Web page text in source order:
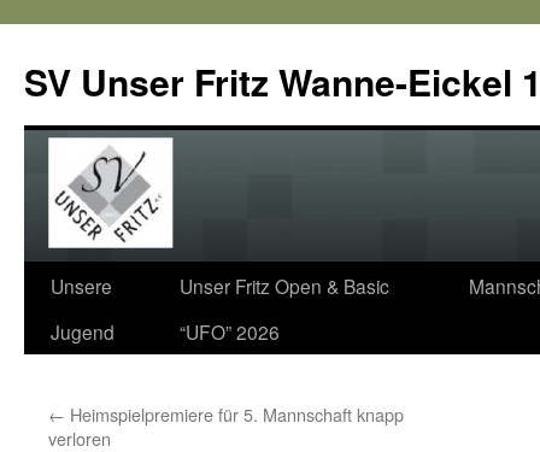
SV Unser Fritz Wanne-Eickel
Zum
Inhalt
Unsere
Jugend
Unser Fritz Open & Basic
“UFO” 2026
← Heimspielpremiere für 5. Mannschaft knapp
verloren